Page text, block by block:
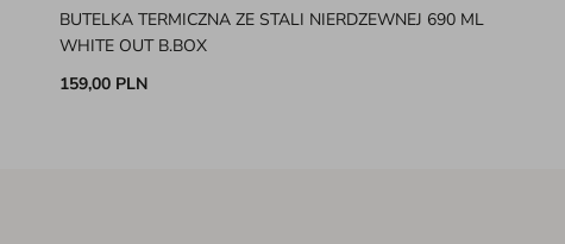
BUTELKA TERMICZNA ZE STALI NIERDZEWNEJ 690 ML
WHITE OUT B.BOX
159,00 PLN